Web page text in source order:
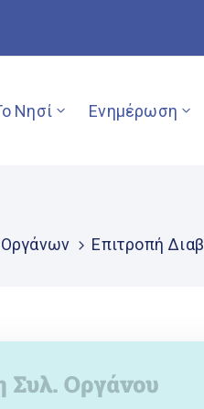
Νησί Ενημέρωση
Επιτροπή